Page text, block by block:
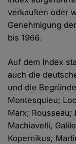
verkauften oder
Genehmigung
bis 1966.
Auf dem Index
auch die
und die
Montesquieu;
Marx; Rousseau;
Machiavelli,
Kopernikus;